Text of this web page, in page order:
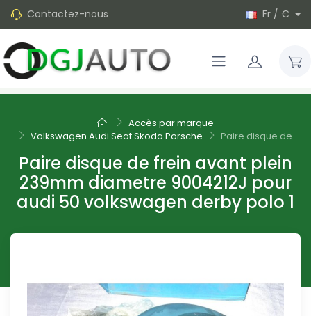
Contactez-nous Fr / €
Accès par marque
Volkswagen Audi Seat Skoda Porsche
Paire disque de...
Paire disque de frein avant plein
239mm diametre 9004212J pour
audi 50 volkswagen derby polo 1